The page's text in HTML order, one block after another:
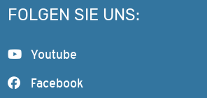
FOLGEN SIE UNS:
Youtube
Facebook